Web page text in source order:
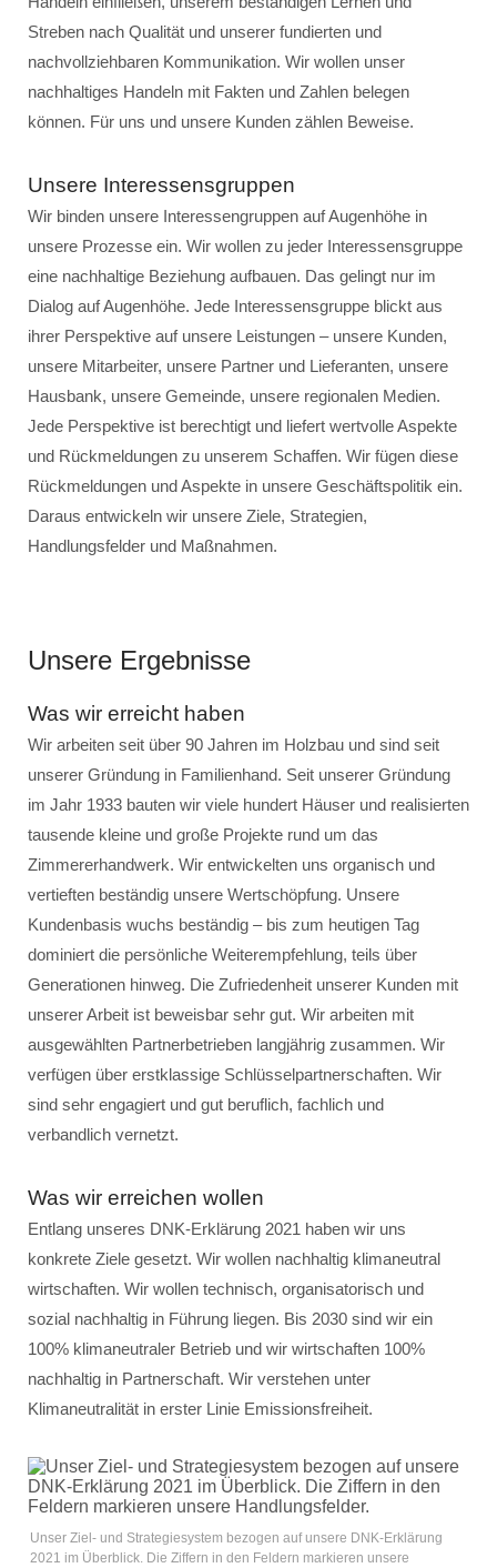
Streben nach Qualität und unserer fundierten und
nachvollziehbaren Kommunikation. Wir wollen unser
nachhaltiges Handeln mit Fakten und Zahlen belegen
können. Für uns und unsere Kunden zählen Beweise.
Unsere Interessensgruppen
Wir binden unsere Interessengruppen auf Augenhöhe in
unsere Prozesse ein. Wir wollen zu jeder Interessensgruppe
eine nachhaltige Beziehung aufbauen. Das gelingt nur im
Dialog auf Augenhöhe. Jede Interessensgruppe blickt aus
ihrer Perspektive auf unsere Leistungen – unsere Kunden,
unsere Mitarbeiter, unsere Partner und Lieferanten, unsere
Hausbank, unsere Gemeinde, unsere regionalen Medien.
Jede Perspektive ist berechtigt und liefert wertvolle Aspekte
und Rückmeldungen zu unserem Schaffen. Wir fügen diese
Rückmeldungen und Aspekte in unsere Geschäftspolitik ein.
Daraus entwickeln wir unsere Ziele, Strategien,
Handlungsfelder und Maßnahmen.
Unsere Ergebnisse
Was wir erreicht haben
Wir arbeiten seit über 90 Jahren im Holzbau und sind seit
unserer Gründung in Familienhand. Seit unserer Gründung
im Jahr 1933 bauten wir viele hundert Häuser und realisierten
tausende kleine und große Projekte rund um das
Zimmererhandwerk. Wir entwickelten uns organisch und
vertieften beständig unsere Wertschöpfung. Unsere
Kundenbasis wuchs beständig – bis zum heutigen Tag
dominiert die persönliche Weiterempfehlung, teils über
Generationen hinweg. Die Zufriedenheit unserer Kunden mit
unserer Arbeit ist beweisbar sehr gut. Wir arbeiten mit
ausgewählten Partnerbetrieben langjährig zusammen. Wir
verfügen über erstklassige Schlüsselpartnerschaften. Wir
sind sehr engagiert und gut beruflich, fachlich und
verbandlich vernetzt.
Was wir erreichen wollen
Entlang unseres DNK-Erklärung 2021 haben wir uns
konkrete Ziele gesetzt. Wir wollen nachhaltig klimaneutral
wirtschaften. Wir wollen technisch, organisatorisch und
sozial nachhaltig in Führung liegen. Bis 2030 sind wir ein
100% klimaneutraler Betrieb und wir wirtschaften 100%
nachhaltig in Partnerschaft. Wir verstehen unter
Klimaneutralität in erster Linie Emissionsfreiheit.
Unser Ziel- und Strategiesystem bezogen auf unsere DNK-Erklärung
2021 im Überblick. Die Ziffern in den Feldern markieren unsere